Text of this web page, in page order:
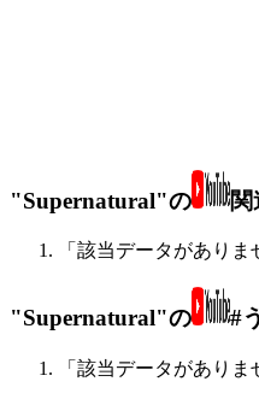
"Supernatural"の
「該当データがありま
"Supernatural"の #
「該当データがありま